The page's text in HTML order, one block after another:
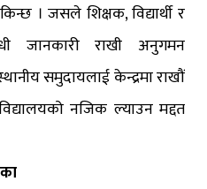
। जसले शिक्षक, विद्यार्थी र
जानकारी राखी अनुगमन
समुदायलाई केन्द्रमा राखौं
नजिक ल्याउन मद्दत